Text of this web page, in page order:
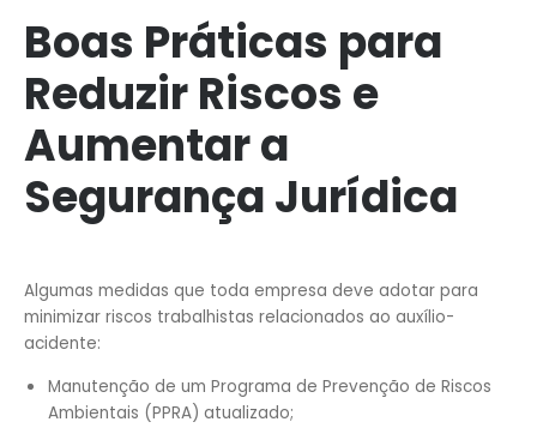
Boas Práticas para
Reduzir Riscos e
Aumentar a
Segurança Jurídica
Algumas medidas que toda empresa deve adotar para
minimizar riscos trabalhistas relacionados ao auxílio-
acidente:
Manutenção de um Programa de Prevenção de Riscos
Ambientais (PPRA) atualizado;